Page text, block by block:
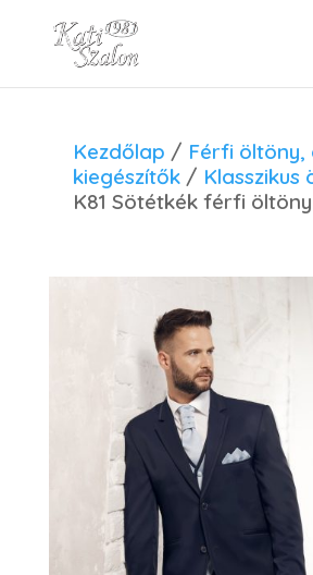
Kezdőlap / Férfi öltöny,
kiegészítők / Klasszikus
K81 Sötétkék férfi öltöny